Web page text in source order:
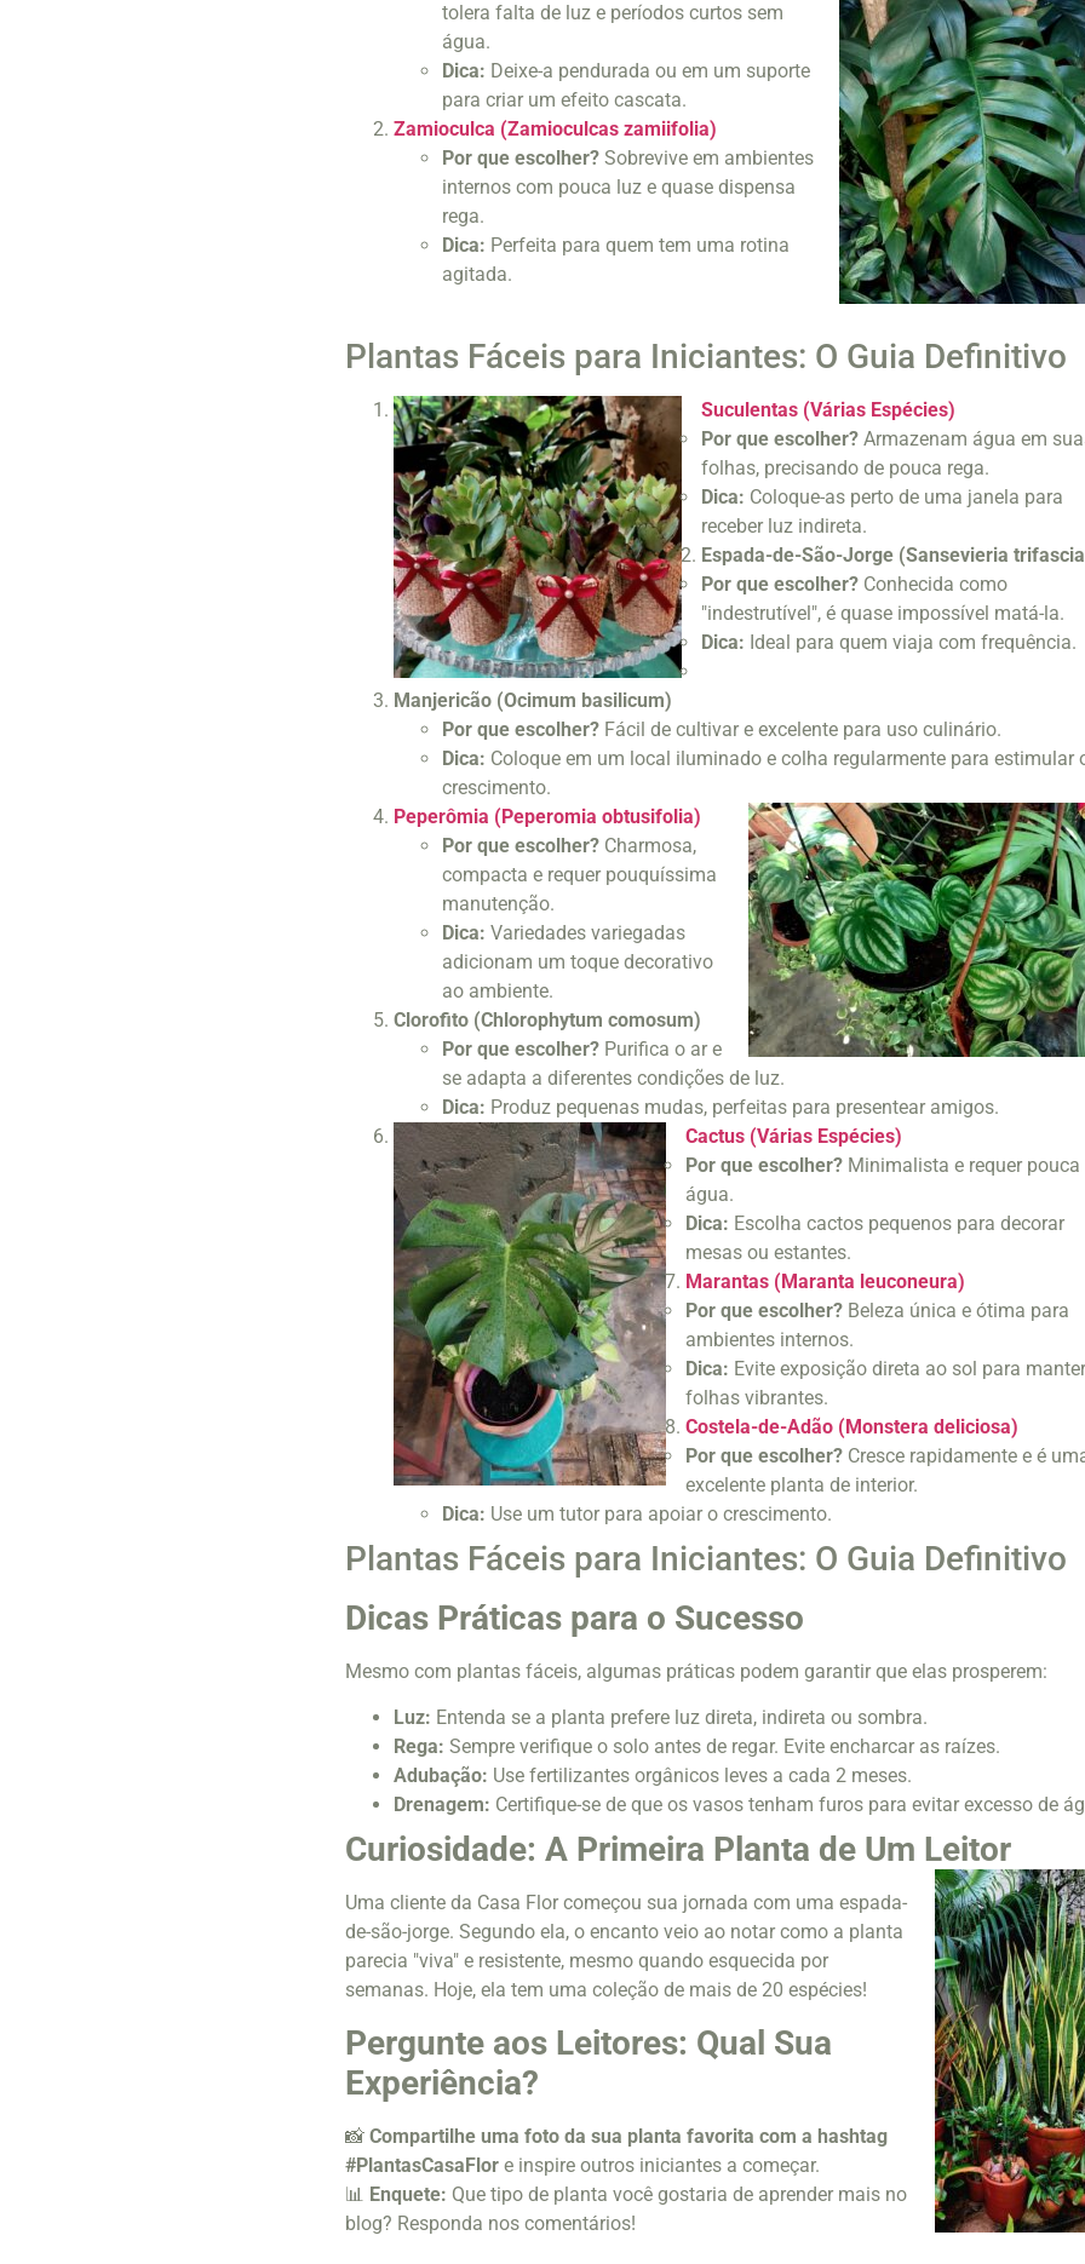
tolera falta de luz e períodos curtos sem
água.
Dica: Deixe-a pendurada ou em um suporte
para criar um efeito cascata.
Zamioculca (Zamioculcas zamiifolia)
Por que escolher? Sobrevive em ambientes
internos com pouca luz e quase dispensa
rega.
Dica: Perfeita para quem tem uma rotina
agitada.
Plantas Fáceis para Iniciantes: O Guia Definitivo
Suculentas (Várias Espécies)
Por que escolher? Armazenam água em
folhas, precisando de pouca rega.
Dica: Coloque-as perto de uma janela para
receber luz indireta.
Espada-de-São-Jorge (Sansevieria
Por que escolher? Conhecida como
"indestrutível", é quase impossível matá-la.
Dica: Ideal para quem viaja com frequência.
Manjericão (Ocimum basilicum)
Por que escolher? Fácil de cultivar e excelente para uso culinário.
Dica: Coloque em um local iluminado e colha regularmente para estimular
crescimento.
Peperômia (Peperomia obtusifolia)
Por que escolher? Charmosa,
compacta e requer pouquíssima
manutenção.
Dica: Variedades variegadas
adicionam um toque decorativo
ao ambiente.
Clorofito (Chlorophytum comosum)
Por que escolher? Purifica o ar e
se adapta a diferentes condições de luz.
Dica: Produz pequenas mudas, perfeitas para presentear amigos.
Cactus (Várias Espécies)
Por que escolher? Minimalista e requer pouca
água.
Dica: Escolha cactos pequenos para decorar
mesas ou estantes.
Marantas (Maranta leuconeura)
Por que escolher? Beleza única e ótima para
ambientes internos.
Dica: Evite exposição direta ao sol para
folhas vibrantes.
Costela-de-Adão (Monstera deliciosa)
Por que escolher? Cresce rapidamente e é
excelente planta de interior.
Dica: Use um tutor para apoiar o crescimento.
Plantas Fáceis para Iniciantes: O Guia Definitivo
Dicas Práticas para o Sucesso
Mesmo com plantas fáceis, algumas práticas podem garantir que elas prosperem:
Luz: Entenda se a planta prefere luz direta, indireta ou sombra.
Rega: Sempre verifique o solo antes de regar. Evite encharcar as raízes.
Adubação: Use fertilizantes orgânicos leves a cada 2 meses.
Drenagem: Certifique-se de que os vasos tenham furos para evitar excesso de
Curiosidade: A Primeira Planta de Um Leitor
Uma cliente da Casa Flor começou sua jornada com uma espada-
de-são-jorge. Segundo ela, o encanto veio ao notar como a planta
parecia "viva" e resistente, mesmo quando esquecida por
semanas. Hoje, ela tem uma coleção de mais de 20 espécies!
Pergunte aos Leitores: Qual Sua
Experiência?
📸Compartilhe uma foto da sua planta favorita com a hashtag
#PlantasCasaFlor e inspire outros iniciantes a começar.
📊 Enquete: Que tipo de planta você gostaria de aprender mais no
blog? Responda nos comentários!